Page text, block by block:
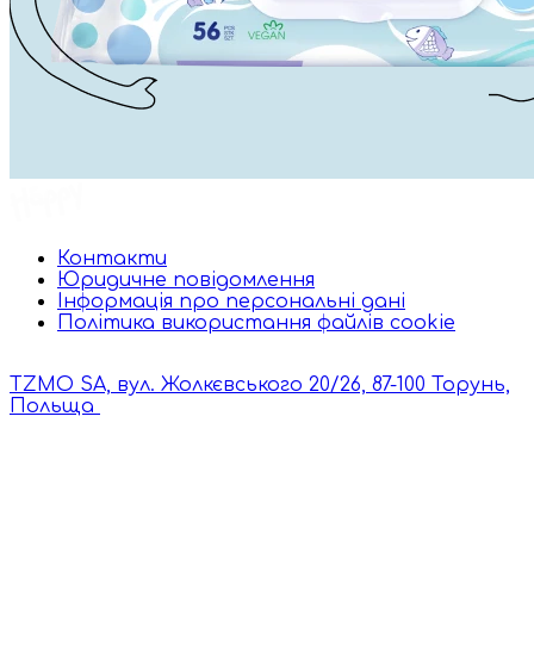
Контакти
Юридичне повідомлення
Інформація про персональні дані
Політика використання файлів cookie
TZMO SA, вул. Жолкєвського 20/26, 87-100 Торунь,
Польща